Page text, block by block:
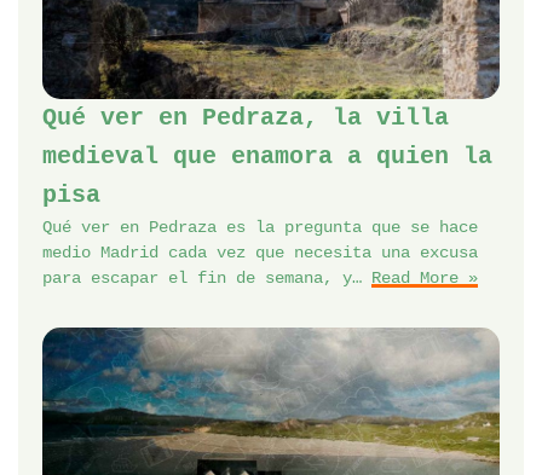
Qué ver en Pedraza, la villa
medieval que enamora a quien la
pisa
Qué ver en Pedraza es la pregunta que se hace
medio Madrid cada vez que necesita una excusa
para escapar el fin de semana, y… Read More »